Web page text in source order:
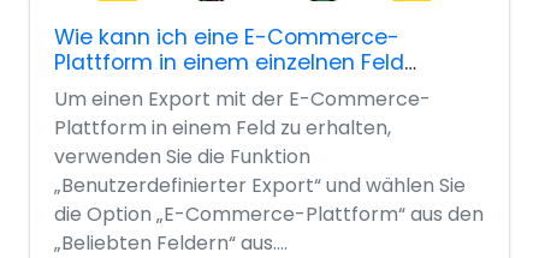
Wie kann ich eine E-Commerce-
Plattform in einem einzelnen Feld
exportieren?
Um einen Export mit der E-Commerce-
Plattform in einem Feld zu erhalten,
verwenden Sie die Funktion
„Benutzerdefinierter Export“ und wählen Sie
die Option „E-Commerce-Plattform“ aus den
„Beliebten Feldern“ aus....